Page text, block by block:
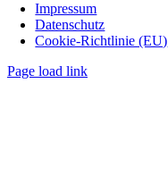
Impressum
Datenschutz
Cookie-Richtlinie (EU)
Page load link